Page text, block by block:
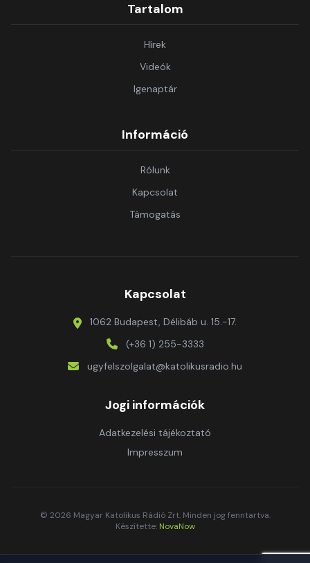
Tartalom
Hírek
Videók
Igenaptár
Információ
Rólunk
Kapcsolat
Támogatás
Kapcsolat
1062 Budapest, Délibáb u. 15.-17.
(+36 1) 255-3333
ugyfelszolgalat@katolikusradio.hu
Jogi információk
Adatkezelési tájékoztató
Impresszum
© 2026 Magyar Katolikus Rádió Zrt. Minden jog fenntartva.
Készítette: NovaNow